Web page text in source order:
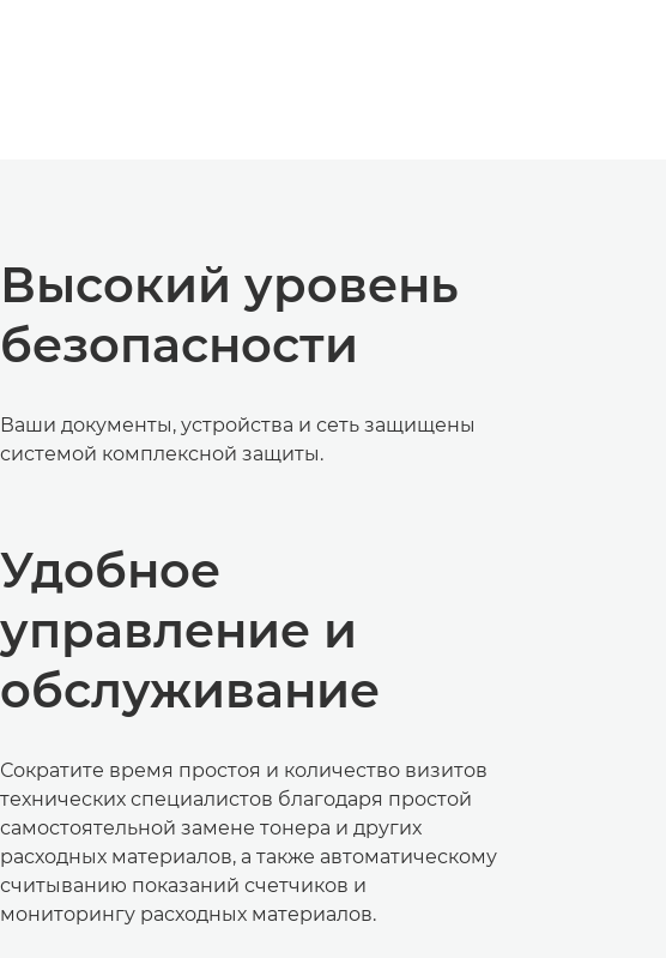
Высокий уровень
безопасности
Ваши документы, устройства и сеть защищены
системой комплексной защиты.
Удобное
управление и
обслуживание
Сократите время простоя и количество визитов
технических специалистов благодаря простой
самостоятельной замене тонера и других
расходных материалов, а также автоматическому
считыванию показаний счетчиков и
мониторингу расходных материалов.